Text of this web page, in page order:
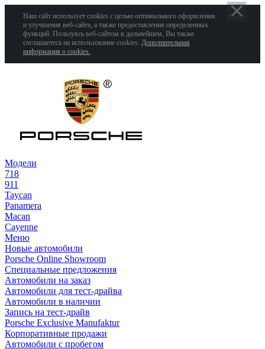
Наш сайт использует cookies с целью оптимального оформления
и улучшения веб-сайта, а также предоставления определенных
функций. Пользуясь веб-сайтом в дальнейшем, Вы также
соглашаетесь на использование cookies. Дополнительная
информация о cookies.
Модели
718
911
Taycan
Panamera
Macan
Cayenne
Меню
Новые автомобили
Porsche Online Showroom
Специальные предложения
Автомобили на заказ
Автомобили для тест-драйва
Автомобили в наличии
Запись на тест-драйв
Porsche Exclusive Manufaktur
Корпоративные продажи
Автомобили с пробегом